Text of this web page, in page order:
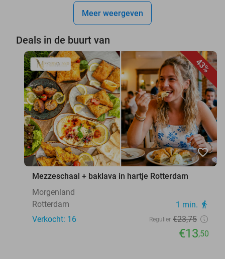
Meer weergeven
Deals in de buurt van
43%
favorite_border
Mezzeschaal + baklava in hartje Rotterdam
Morgenland
Rotterdam
1 min. directions_walk
Verkocht: 16 Regulier €23,75
€13,50